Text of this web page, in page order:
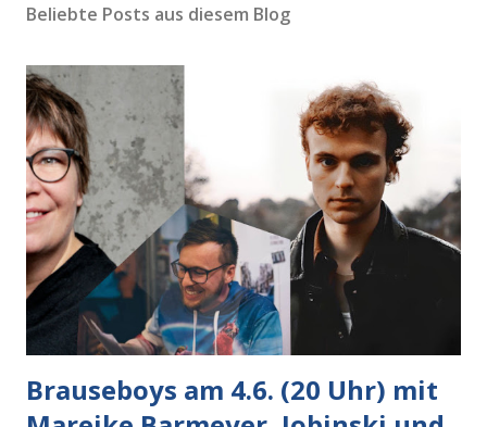
Beliebte Posts aus diesem Blog
Brauseboys am 4.6. (20 Uhr) mit